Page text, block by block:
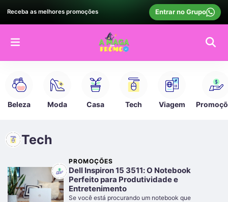
Receba as melhores promoções Entrar no Grupo
Beleza Moda Casa Tech Viagem
Tech
PROMOÇÕES
Dell Inspiron 15 3511: O Notebook
Perfeito para Produtividade e
Entretenimento
Se você está procurando um notebook que